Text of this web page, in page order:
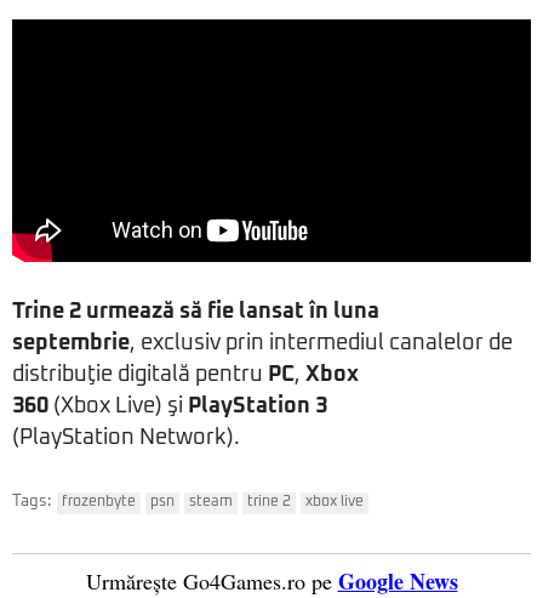
Trine 2 urmează să fie lansat în luna
septembrie, exclusiv prin intermediul canalelor de
distribuţie digitală pentru PC, Xbox
360 (Xbox Live) şi PlayStation 3
(PlayStation Network).
Tags: frozenbyte psn steam trine 2 xbox live
Urmărește Go4Games.ro pe Google News